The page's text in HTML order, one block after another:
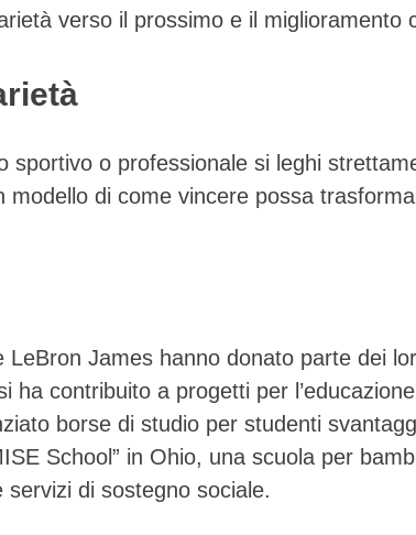
verso il prossimo e il miglioramento
sportivo o professionale si leghi
di come vincere possa
James hanno donato parte dei
contribuito a progetti per
borse di studio per studenti
School” in Ohio, una scuola per
di sostegno sociale.